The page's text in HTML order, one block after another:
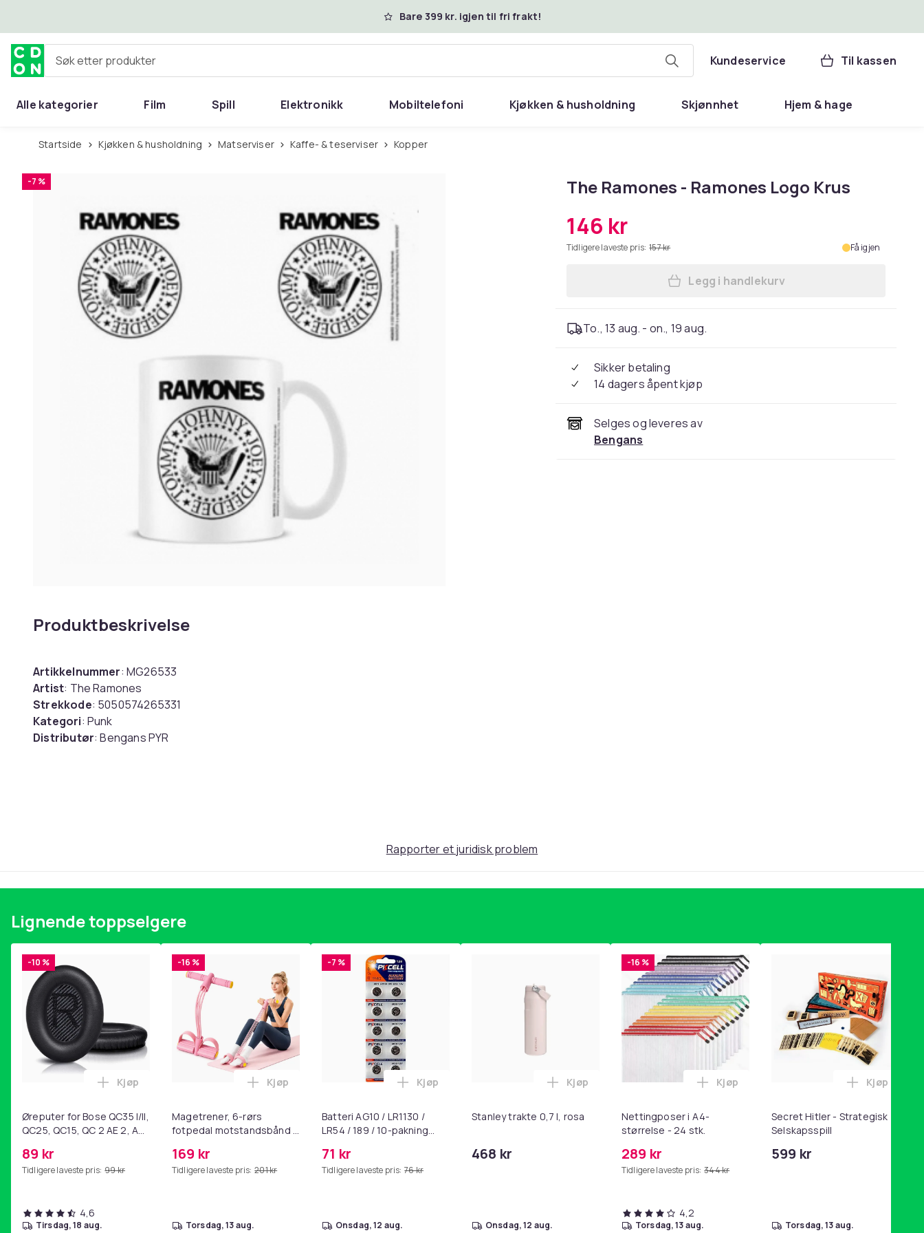
Bare 399 kr. igjen til fri frakt!
Søk etter produkter Kundeservice Til kassen
Alle kategorier Film Spill Elektronikk Mobiltelefoni Kjøkken & husholdning Skjønnhet Hjem & hage
Startside Kjøkken & husholdning Matserviser Kaffe- & teserviser Kopper
-7 %
Produktbeskrivelse
Artikkelnummer: MG26533
Artist: The Ramones
Strekkode: 5050574265331
Kategori: Punk
Distributør: Bengans PYR
The Ramones - Ramones Logo Krus
146 kr
Tidligere laveste pris: 157 kr Få igjen
Legg The Ramones - Ramones
Legg i handlekurv
To., 13 aug. - on., 19 aug.
Sikker betaling
14 dagers åpent kjøp
Selges og leveres av
Bengans
Rapporter et juridisk problem
Lignende toppselgere
-10 %
Øreputer for Bose QC35 I/II,
QC25, QC15, QC 2 AE 2, AE
SoundLink Black
89 kr
Tidligere laveste pris: 99 kr
Legg Øreputer for Bose QC35 I/II, QC25, QC15, QC 2 AE 2, AE 2i, AE 2w, SoundTrue, SoundLink Black i handlekurven
Kjøp
4,6
tirsdag, 18 aug.
-16 %
Magetrener, 6-rørs
fotpedal motstandsbånd -
yoga og
hjemmegymnastikk Pink
169 kr
Tidligere laveste pris: 201 kr
Legg Magetrener, 6-rørs fotpedal motstandsbånd - mage- og kjernetrening, yoga og hjemmegymnastikk Pink i handlekurven
Kjøp
torsdag, 13 aug.
-7 %
Batteri AG10 / LR1130 /
LR54 / 189 / 10-pakning
71 kr
Tidligere laveste pris: 76 kr
Legg Batteri AG10 / LR1130 / LR54 / 189 / 10-pakning PKcell i handlekurven
Kjøp
onsdag, 12 aug.
Stanley trakte 0,7 l, rosa
468 kr
Legg Stanley trakte 0,7 l, rosa i handlekurven
Kjøp
onsdag, 12 aug.
-16 %
Nettingposer i A4-
størrelse - 24 stk.
289 kr
Tidligere laveste pris: 344 kr
Legg Nettingposer i A4-størrelse - 24
Kjøp
4,2
torsdag, 13 aug.
Secret Hitler - Strategisk
Selskapsspill
599 kr
Legg
Kjøp
torsdag, 13 aug.